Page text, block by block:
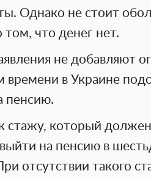
Однако не стоит
что денег нет.
не добавляют
времени в Украине
пенсию.
стажу, который
на пенсию в
отсутствии такого